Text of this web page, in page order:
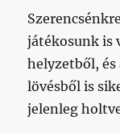
játékosunk is
helyzetből, és
lövésből is
jelenleg